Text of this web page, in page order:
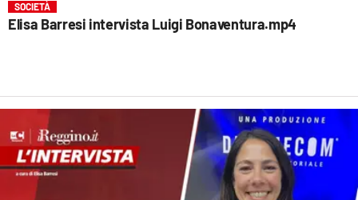
SOCIETÀ
Elisa Barresi intervista Luigi Bonaventura.mp4